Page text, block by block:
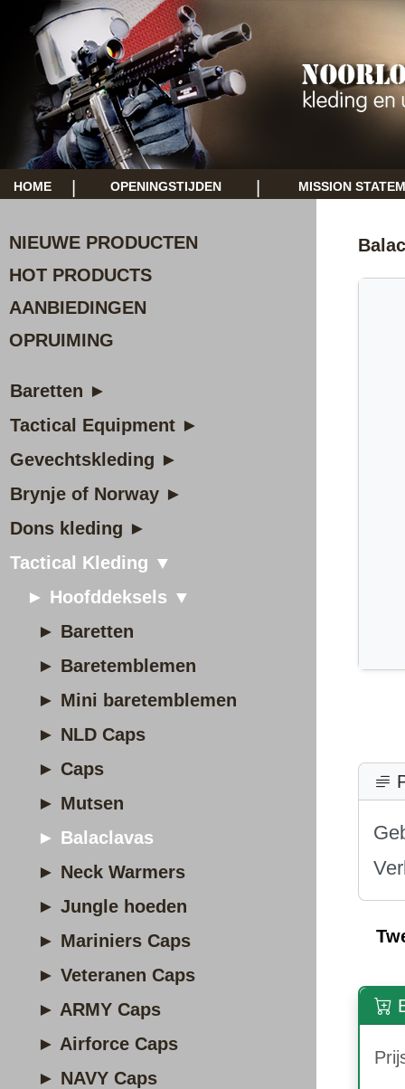
HOME OPENINGSTIJDEN MISSION
NIEUWE PRODUCTEN
HOT PRODUCTS
AANBIEDINGEN
OPRUIMING
Baretten ►
Tactical Equipment ►
Gevechtskleding ►
Brynje of Norway ►
Dons kleding ►
Tactical Kleding ▼
► Hoofddeksels ▼
► Baretten
► Baretemblemen
► Mini baretemblemen
► NLD Caps
► Caps
► Mutsen
► Balaclavas
► Neck Warmers
► Jungle hoeden
► Mariniers Caps
► Veteranen Caps
► ARMY Caps
► Airforce Caps
► NAVY Caps